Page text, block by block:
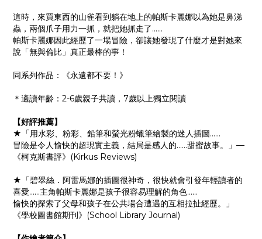
這時，來買東西的山雀看到躺在地上的帕斯卡麗娜以為她是鼻涕
蟲，兩個爪子用力一抓，就把她抓走了……
帕斯卡麗娜因此經歷了一場冒險，卻讓她發現了什麼才是對她來
說「無與倫比」真正最棒的事！
同系列作品：《永遠都不要！》
＊適讀年齡：2-6歲親子共讀，7歲以上獨立閱讀
【好評推薦】
★「用水彩、粉彩、鉛筆和螢光粉蠟筆繪製的迷人插圖……
冒險是令人愉快的超現實主義，結局是感人的……甜蜜故事。」—
《柯克斯書評》(Kirkus Reviews)
★「碧翠絲．阿雷馬娜的插圖很神奇，很快就會引發年輕讀者的
喜愛……主角帕斯卡麗娜是孩子很容易理解的角色……
愉快的探索了父母和孩子在公共場合遭遇的互相拉扯經歷。」
《學校圖書館期刊》(School Library Journal)